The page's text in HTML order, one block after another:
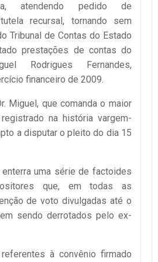
atendendo pedido de
recursal, tornando sem
Tribunal de Contas do Estado
prestações de contas do
Rodrigues Fernandes,
financeiro de 2009.
Miguel, que comanda o maior
na história vargem-
a disputar o pleito do dia 15
uma série de factoides
que, em todas as
de voto divulgadas até o
sendo derrotados pelo ex-
à convênio firmado